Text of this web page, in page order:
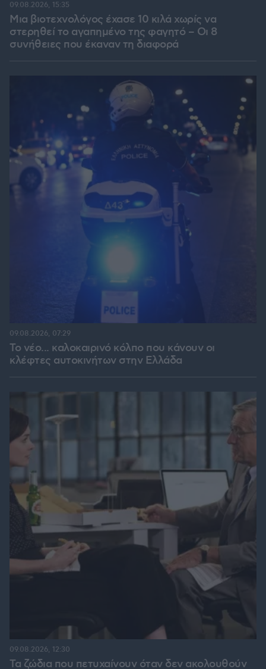
Μια βιοτεχνολόγος έχασε 10 κιλά χωρίς να
στερηθεί το αγαπημένο της φαγητό – Οι 8
συνήθειες που έκαναν τη διαφορά
09.08.2026, 15:35
Το νέο... καλοκαιρινό κόλπο που κάνουν οι
κλέφτες αυτοκινήτων στην Ελλάδα
09.08.2026, 07:29
Τα ζώδια που πετυχαίνουν όταν δεν ακολουθούν
09.08.2026, 12:30